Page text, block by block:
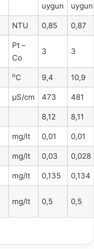
uygun uygun
NTU 0,85 0,87
Pt –
Co
3 3
oC 9,4 10,9
μS/cm 473 481
8,12 8,11
mg/lt 0,01 0,01
mg/lt 0,03 0,028
mg/lt 0,135 0,134
mg/lt 0,5 0,5